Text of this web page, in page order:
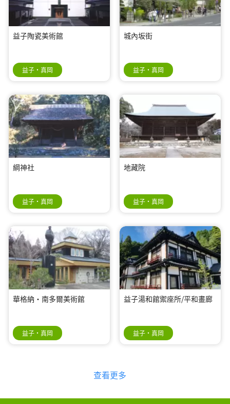
益子陶瓷美術館
益子・真岡
城內坂街
益子・真岡
綱神社
益子・真岡
地藏院
益子・真岡
華格納·南多爾美術館
益子・真岡
益子湯和館禦座所/平和畫廊
益子・真岡
查看更多